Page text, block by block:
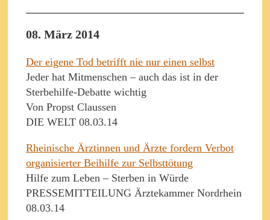
08. März 2014
Der eigene Tod betrifft nie nur einen selbst
Jeder hat Mitmenschen – auch das ist in der
Sterbehilfe-Debatte wichtig
Von Propst Claussen
DIE WELT 08.03.14
Rheinische Ärztinnen und Ärzte fordern Verbot
organisierter Beihilfe zur Selbsttötung
Hilfe zum Leben – Sterben in Würde
PRESSEMITTEILUNG Ärztekammer Nordrhein
08.03.14